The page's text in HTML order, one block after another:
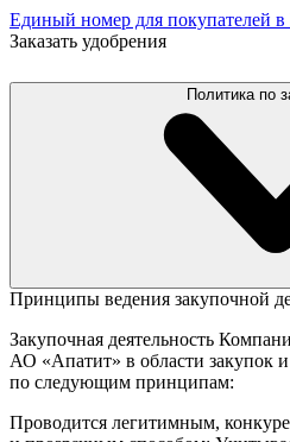
Единый номер для покупателей
Заказать удобрения
Политика по
Принципы ведения закупочной
Закупочная деятельность
АО «Апатит» в области закупок
по следующим принципам:
Проводится легитимным,